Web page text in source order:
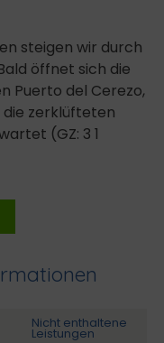
steigen wir durch
öffnet sich die
Puerto del Cerezo,
die zerklüfteten
(GZ: 3 1
Nicht enthaltene
Leistungen